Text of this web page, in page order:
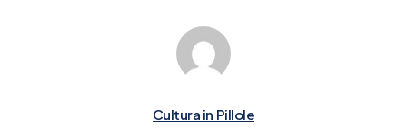
Cultura in Pillole